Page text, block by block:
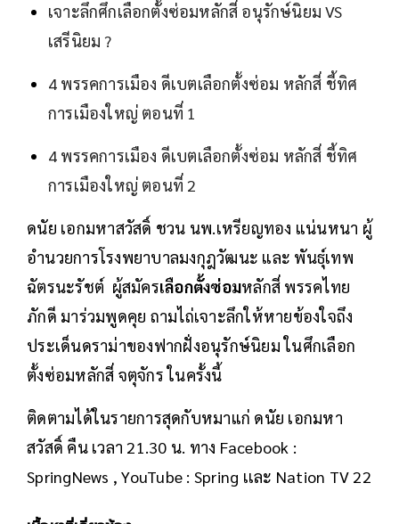
เจาะลึกศึกเลือกตั้งซ่อมหลักสี่ อนุรักษ์นิยม VS
เสรีนิยม ?
4 พรรคการเมือง ดีเบตเลือกตั้งซ่อม หลักสี่ ชี้ทิศ
การเมืองใหญ่ ตอนที่ 1
4 พรรคการเมือง ดีเบตเลือกตั้งซ่อม หลักสี่ ชี้ทิศ
การเมืองใหญ่ ตอนที่ 2
ดนัย เอกมหาสวัสดิ์ ชวน นพ.เหรียญทอง แน่นหนา ผู้
อำนวยการโรงพยาบาลมงกุฎวัฒนะ และ พันธุ์เทพ
ฉัตรนะรัชต์ ผู้สมัครเลือกตั้งซ่อมหลักสี่ พรรคไทย
ภักดี มาร่วมพูดคุย ถามไถ่เจาะลึกให้หายข้องใจถึง
ประเด็นดราม่าของฟากฝั่งอนุรักษ์นิยม ในศึกเลือก
ตั้งซ่อมหลักสี่ จตุจักร ในครั้งนี้
ติดตามได้ในรายการสุดกับหมาแก่ ดนัย เอกมหา
สวัสดิ์ คืน เวลา 21.30 น. ทาง Facebook :
SpringNews , YouTube : Spring เเละ Nation TV 22